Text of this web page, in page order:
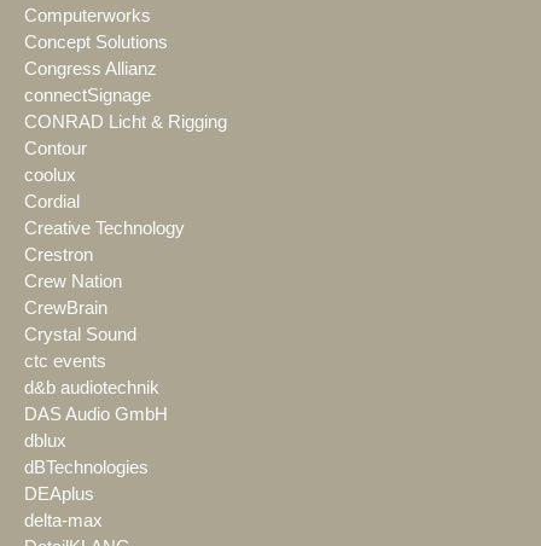
Computerworks
Concept Solutions
Congress Allianz
connectSignage
CONRAD Licht & Rigging
Contour
coolux
Cordial
Creative Technology
Crestron
Crew Nation
CrewBrain
Crystal Sound
ctc events
d&b audiotechnik
DAS Audio GmbH
dblux
dBTechnologies
DEAplus
delta-max